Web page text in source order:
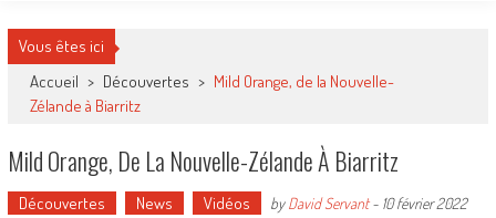
Vous êtes ici
Accueil > Découvertes > Mild Orange, de la Nouvelle-
Zélande à Biarritz
Mild Orange, De La Nouvelle-Zélande À Biarritz
Découvertes News Vidéos byDavid Servant- 10 février 2022